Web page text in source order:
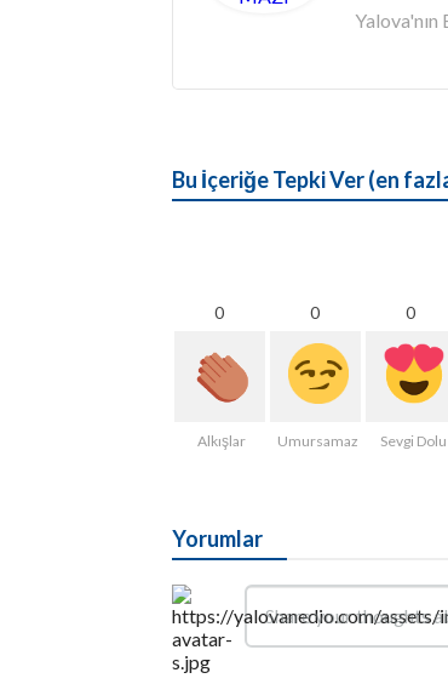
Bu İçeriğe Tepki Ver (en
0
Alkışlar
0
Umursamaz
0
Sevgi Dolu
Yorumlar